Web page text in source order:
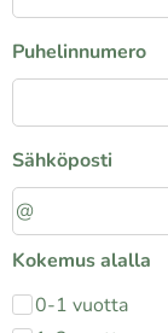
Puhelinnumero
Sähköposti
Kokemus alalla
0-1 vuotta